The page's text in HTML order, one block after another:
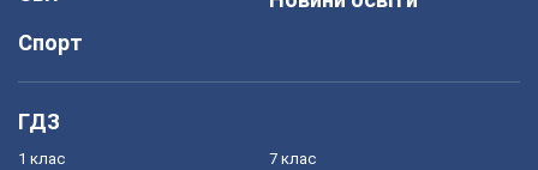
Спорт
ГДЗ
1 клас 7 клас